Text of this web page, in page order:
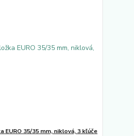
EURO 35/35 mm, niklová, 3 kľúče